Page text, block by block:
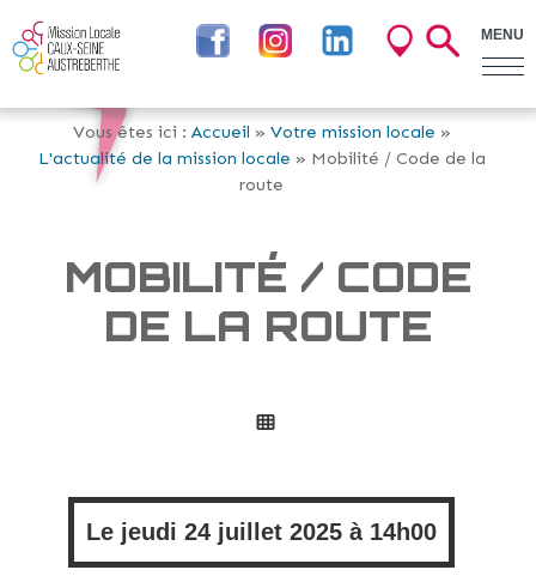
MENU
Vous êtes ici : Accueil » Votre mission locale »
L'actualité de la mission locale » Mobilité / Code de la
route
MOBILITÉ / CODE
DE LA ROUTE
Le jeudi 24 juillet 2025 à 14h00